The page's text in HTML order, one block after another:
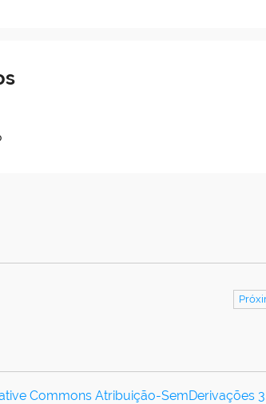
Commons Atribuição-SemDerivações